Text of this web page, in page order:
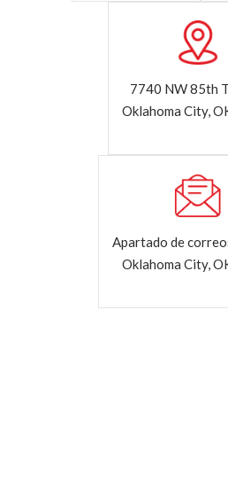
7740 NW 85th
Oklahoma City,
Apartado de
Oklahoma City,